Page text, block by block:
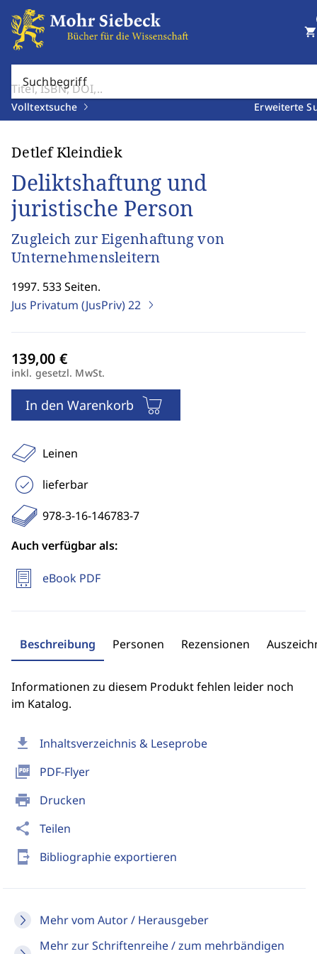
Suchbegriff
Volltextsuche Erweiterte
shopping_cart
download Inhaltsverzeichnis & Leseprobe
picture_as_pdf PDF-Flyer
print Drucken
share Teilen
send_to_mobile Bibliographie exportieren
Mehr vom Autor / Herausgeber
Mehr zur Schriftenreihe / zum mehrbändigen
Detlef Kleindiek
Deliktshaftung und
juristische Person
Zugleich zur Eigenhaftung von
Unternehmensleitern
1997. 533 Seiten.
Jus Privatum (JusPriv)22
inkl. gesetzl. MwSt.
In den Warenkorb
Leinen
lieferbar
978-3-16-146783-7
Auch verfügbar als:
eBook PDF
Beschreibung Personen Rezensionen
Informationen zu diesem Produkt fehlen leider noch
im Katalog.